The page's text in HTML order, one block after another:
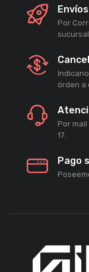
Por
órden a
Por
17.
Pago